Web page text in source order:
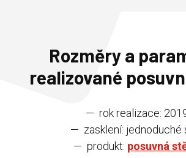
Rozměry a
realizované
— rok realizace:
— zasklení: jednoduché
— produkt: posuvná